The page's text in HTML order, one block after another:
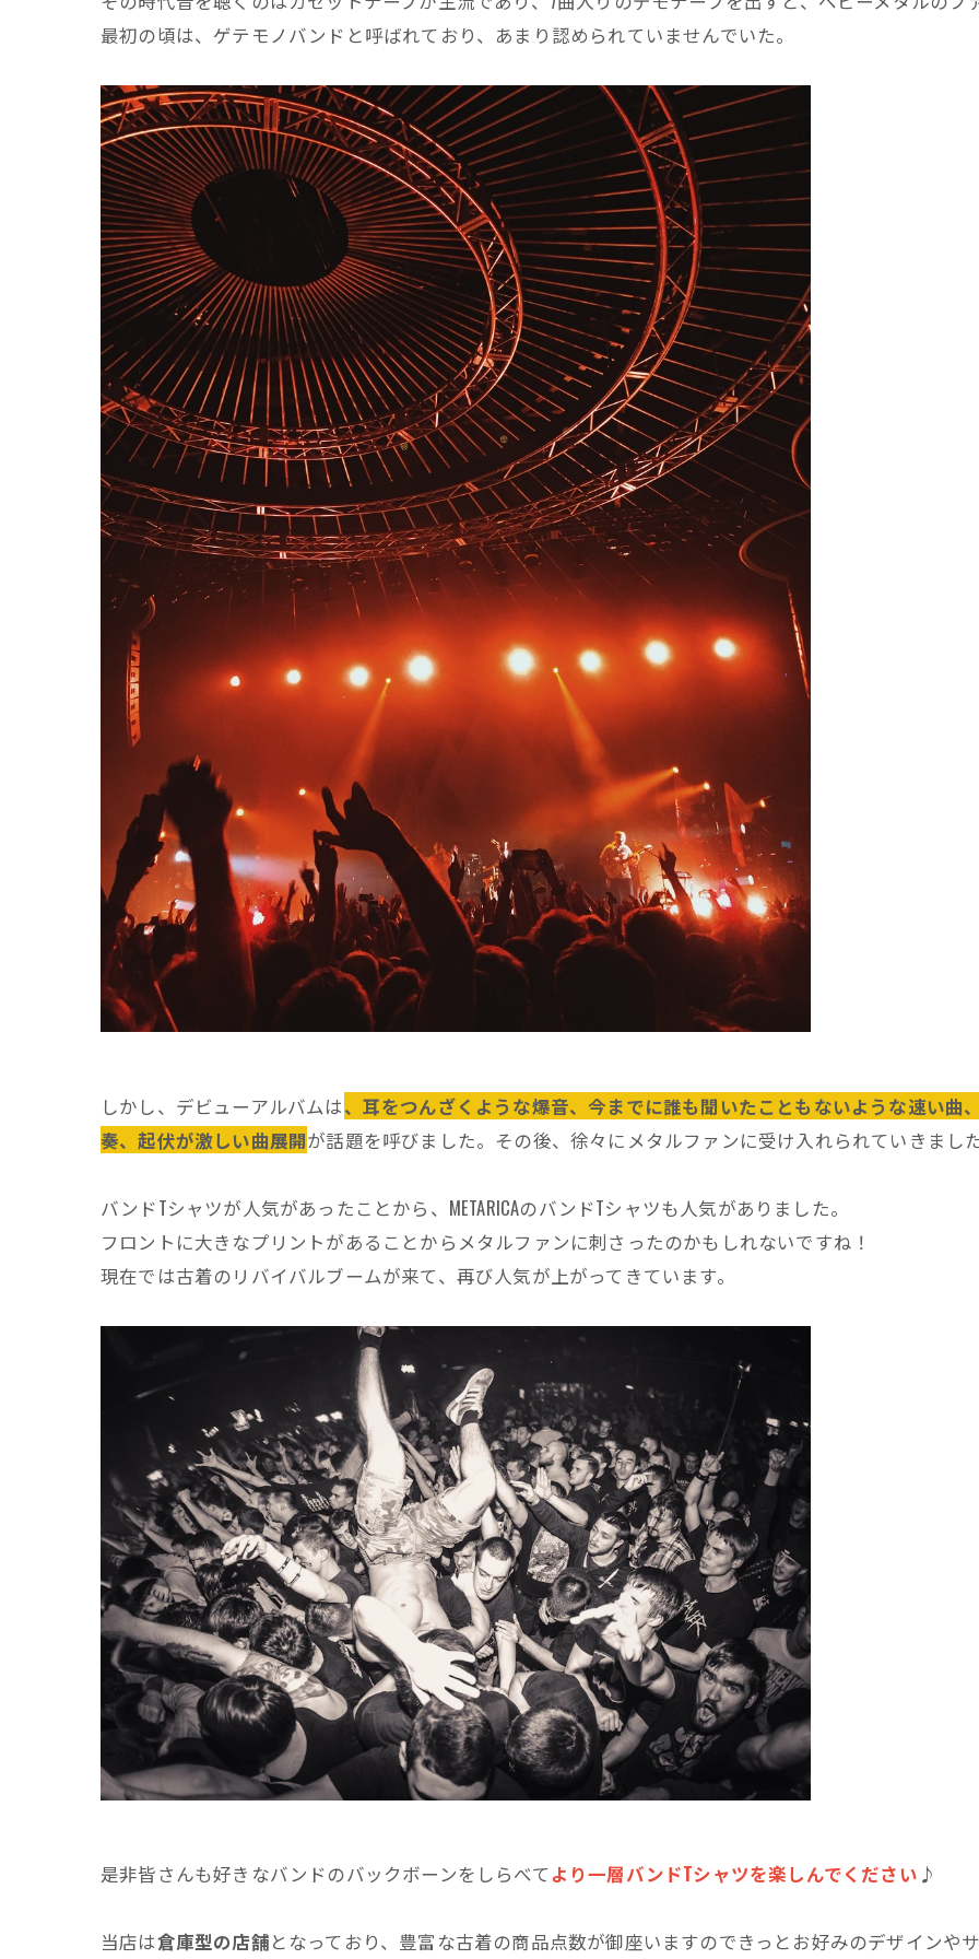
最初の頃は、ゲテモノバンドと呼ばれており、あまり認められていませんでいた。
しかし、デビューアルバムは、耳をつんざくような爆音、今までに誰も聞いたこともないような速い曲
奏、起伏が激しい曲展開が話題を呼びました。その後、徐々にメタルファンに受け入れられていきました
バンドTシャツが人気があったことから、METARICAのバンドTシャツも人気がありました。
フロントに大きなプリントがあることからメタルファンに刺さったのかもしれないですね！
現在では古着のリバイバルブームが来て、再び人気が上がってきています。
是非皆さんも好きなバンドのバックボーンをしらべてより一層バンドTシャツを楽しんでください ♪
当店は倉庫型の店舗となっており、豊富な古着の商品点数が御座いますのできっとお好みのデザインや